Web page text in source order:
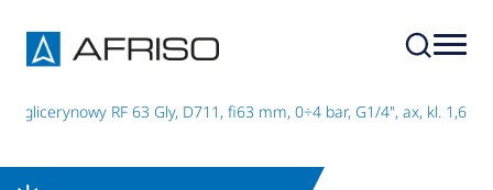
glicerynowy RF 63 Gly, D711, fi63 mm, 0÷4 bar, G1/4", ax, kl. 1,6